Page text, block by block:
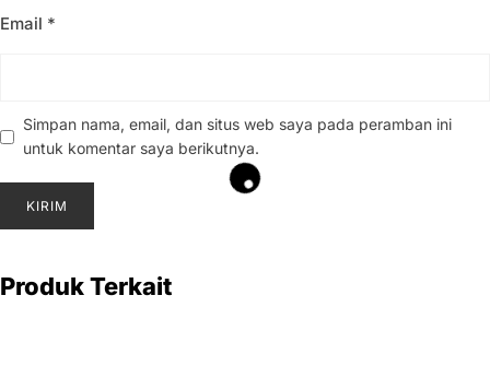
Email *
Simpan nama, email, dan situs web saya pada peramban ini
untuk komentar saya berikutnya.
Produk Terkait